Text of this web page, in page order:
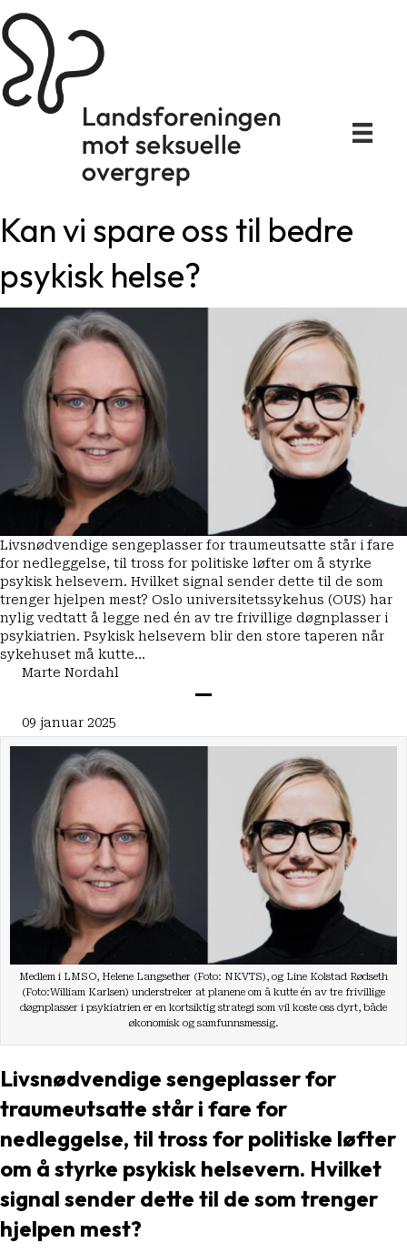
Kan vi spare oss til bedre
psykisk helse?
Livsnødvendige sengeplasser for traumeutsatte står i fare
for nedleggelse, til tross for politiske løfter om å styrke
psykisk helsevern. Hvilket signal sender dette til de som
trenger hjelpen mest? Oslo universitetssykehus (OUS) har
nylig vedtatt å legge ned én av tre frivillige døgnplasser i
psykiatrien. Psykisk helsevern blir den store taperen når
sykehuset må kutte…
Marte Nordahl
09 januar 2025
Medlem i LMSO, Helene Langsether (Foto: NKVTS), og Line Kolstad Rødseth
(Foto:William Karlsen) understreker at planene om å kutte én av tre frivillige
døgnplasser i psykiatrien er en kortsiktig strategi som vil koste oss dyrt, både
økonomisk og samfunnsmessig.
Livsnødvendige sengeplasser for
traumeutsatte står i fare for
nedleggelse, til tross for politiske løfter
om å styrke psykisk helsevern. Hvilket
signal sender dette til de som trenger
hjelpen mest?